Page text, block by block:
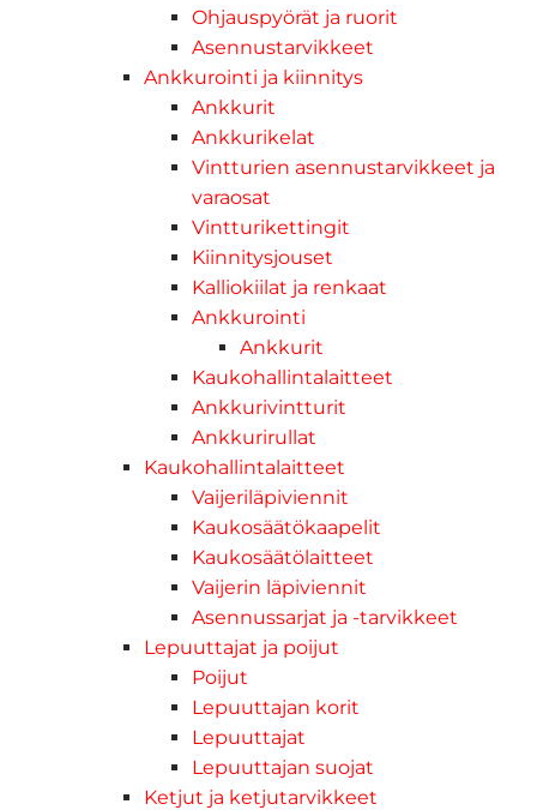
Ohjauspyörät ja ruorit
Asennustarvikkeet
Ankkurointi ja kiinnitys
Ankkurit
Ankkurikelat
Vintturien asennustarvikkeet ja
varaosat
Vintturikettingit
Kiinnitysjouset
Kalliokiilat ja renkaat
Ankkurointi
Ankkurit
Kaukohallintalaitteet
Ankkurivintturit
Ankkurirullat
Kaukohallintalaitteet
Vaijeriläpiviennit
Kaukosäätökaapelit
Kaukosäätölaitteet
Vaijerin läpiviennit
Asennussarjat ja -tarvikkeet
Lepuuttajat ja poijut
Poijut
Lepuuttajan korit
Lepuuttajat
Lepuuttajan suojat
Ketjut ja ketjutarvikkeet